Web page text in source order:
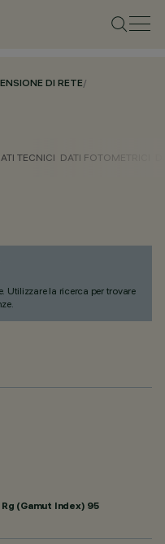
DI RETE/
TECNICI DATI FOTOMETRICI
Utilizzare la ricerca per trovare
(Gamut Index) 95